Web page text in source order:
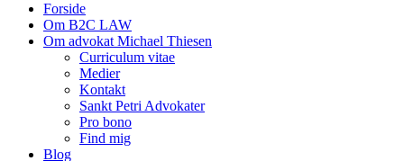
Forside
Om B2C LAW
Om advokat Michael Thiesen
Curriculum vitae
Medier
Kontakt
Sankt Petri Advokater
Pro bono
Find mig
Blog